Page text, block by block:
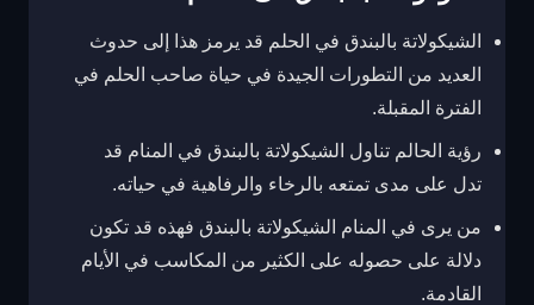
الشيكولاتة بالبندق في الحلم قد يرمز هذا إلى حدوث
العديد من التطورات الجيدة في حياة صاحب الحلم في
الفترة المقبلة.
رؤية الحالم تناول الشيكولاتة بالبندق في المنام قد
تدل على مدى تمتعه بالرخاء والرفاهية في حياته.
من يرى في المنام الشيكولاتة بالبندق فهذه قد تكون
دلالة على حصوله على الكثير من المكاسب في الأيام
القادمة.